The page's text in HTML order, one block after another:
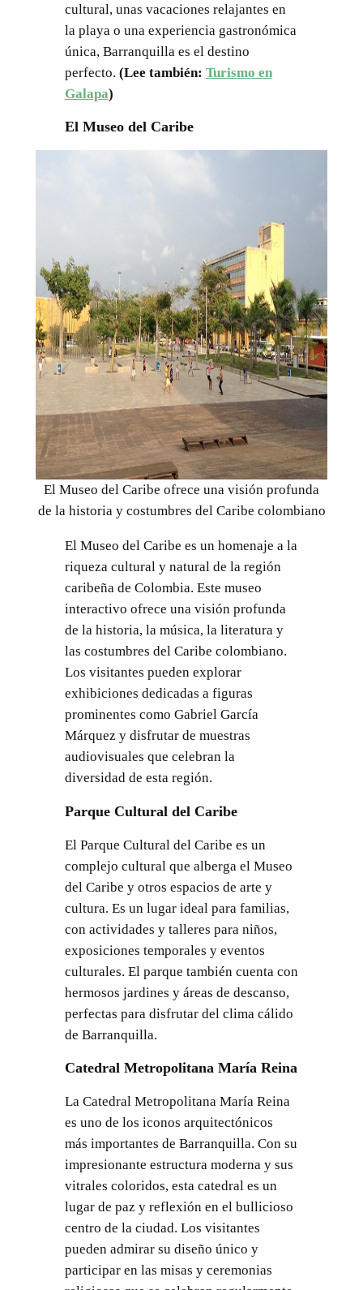
cultural, unas vacaciones relajantes en
la playa o una experiencia gastronómica
única, Barranquilla es el destino
perfecto. (Lee también: Turismo en
Galapa)
El Museo del Caribe
El Museo del Caribe ofrece una visión profunda
de la historia y costumbres del Caribe colombiano
El Museo del Caribe es un homenaje a la
riqueza cultural y natural de la región
caribeña de Colombia. Este museo
interactivo ofrece una visión profunda
de la historia, la música, la literatura y
las costumbres del Caribe colombiano.
Los visitantes pueden explorar
exhibiciones dedicadas a figuras
prominentes como Gabriel García
Márquez y disfrutar de muestras
audiovisuales que celebran la
diversidad de esta región.
Parque Cultural del Caribe
El Parque Cultural del Caribe es un
complejo cultural que alberga el Museo
del Caribe y otros espacios de arte y
cultura. Es un lugar ideal para familias,
con actividades y talleres para niños,
exposiciones temporales y eventos
culturales. El parque también cuenta con
hermosos jardines y áreas de descanso,
perfectas para disfrutar del clima cálido
de Barranquilla.
Catedral Metropolitana María Reina
La Catedral Metropolitana María Reina
es uno de los iconos arquitectónicos
más importantes de Barranquilla. Con su
impresionante estructura moderna y sus
vitrales coloridos, esta catedral es un
lugar de paz y reflexión en el bullicioso
centro de la ciudad. Los visitantes
pueden admirar su diseño único y
participar en las misas y ceremonias